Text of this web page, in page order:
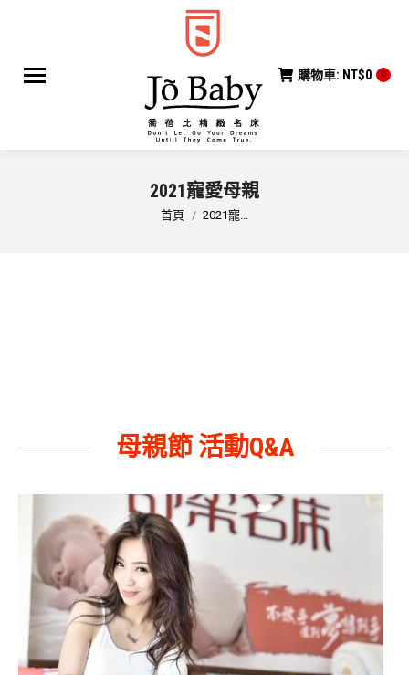
購物車: NT$0 0
2021寵愛母親
您在這裡：
首頁 2021寵...
母親節 活動Q&A